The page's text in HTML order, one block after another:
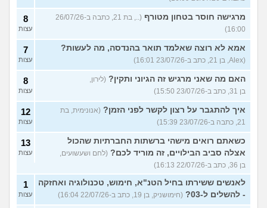
מרגישה חוסר בטחון מטורף
(.., בת 21, כתבה ב-26/07/26
16:00)
8
עצות
אמא לא רוצה שאלמד תואר בהנדסה, מה לעשות?
(Alex, בן 21, כתב ב-23/07/26 16:01)
7
עצות
האם מה שאני מרגיש זה הגיוני ותקין? (לירון,
בן 31, כתב ב-23/07/26 15:50)
8
עצות
איך להתגבר על רצון לקשר לפני הזמן? (אנונימית, בת
21, כתבה ב-23/07/26 15:39)
12
עצות
כשאתם רואים מישהי ברשתות החברתיות שהכול
אצלה סביב הבילויים, זה מוריד לכם? (לחם ושעשועים,
בן 36, כתב ב-22/07/26 16:13)
13
עצות
לאנשים ששירתו בחיל הטנ"א, חימוש, טכנולוגיה ואחזקה
- להשלים ל-03?
(חימושניק, בן 19, כתב ב-22/07/26 16:04)
1
עצות